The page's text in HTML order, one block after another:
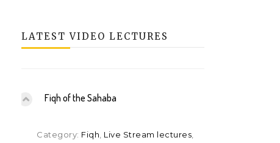
LATEST VIDEO LECTURES
Fiqh of the Sahaba
Category: Fiqh Live Stream lectures